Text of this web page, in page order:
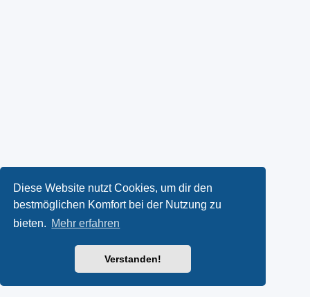
Diese Website nutzt Cookies, um dir den
bestmöglichen Komfort bei der Nutzung zu
bieten. Mehr erfahren
Verstanden!